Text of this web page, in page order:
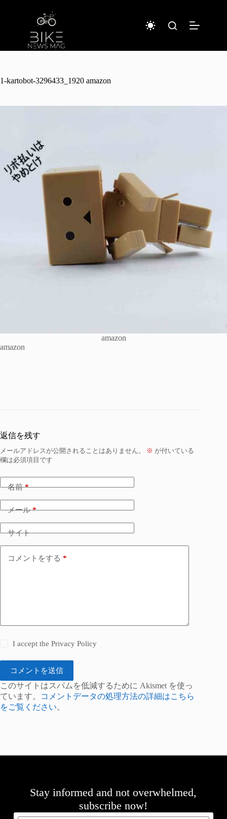
キ
1-kartobot-3296433_1920 amazon
amazon
amazon
返信を残す
メールアドレスが公開されることはありません。 ※ が付いている
欄は必須項目です
名前*
メール*
サイト
コメントをする *
I accept thePrivacy Policy
コメントを送信
このサイトはスパムを低減するために Akismet を使っ
ています。
コメントデータの処理方法の詳細はこちら
をご覧ください。
Stay informed and not overwhelmed,
subscribe now!